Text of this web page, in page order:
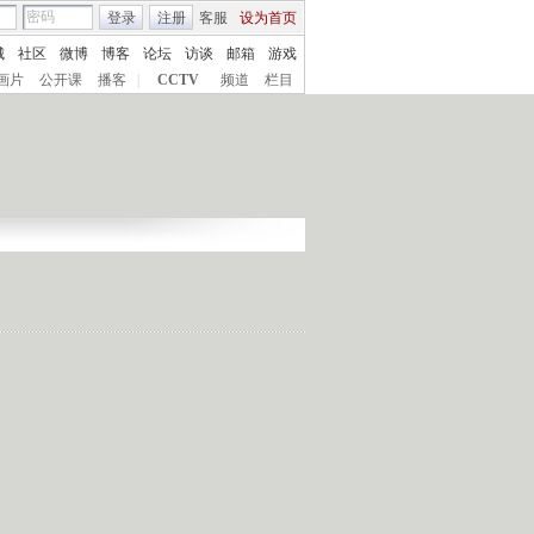
客服 设为首页
登录 注册
社区 微博 博客 论坛 访谈 邮箱
游戏
片
公开课 播客 CCTV 频道 栏目